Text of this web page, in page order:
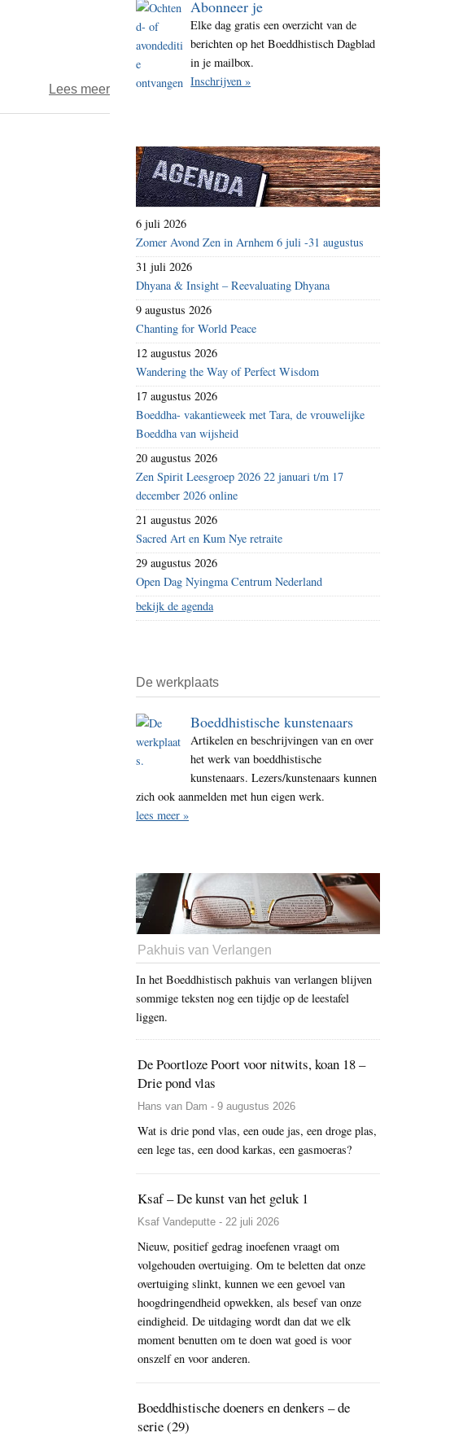
i
t
Lees meerover
2018
verdriet
Abonneer je
Elke dag gratis een overzicht van de
berichten op het Boeddhistisch Dagblad
in je mailbox.
Inschrijven »
6 juli 2026
Zomer Avond Zen in Arnhem 6 juli -31 augustus
31 juli 2026
Dhyana & Insight – Reevaluating Dhyana
9 augustus 2026
Chanting for World Peace
12 augustus 2026
Wandering the Way of Perfect Wisdom
17 augustus 2026
Boeddha- vakantieweek met Tara, de vrouwelijke
Boeddha van wijsheid
20 augustus 2026
Zen Spirit Leesgroep 2026 22 januari t/m 17
december 2026 online
21 augustus 2026
Sacred Art en Kum Nye retraite
29 augustus 2026
Open Dag Nyingma Centrum Nederland
bekijk de agenda
De werkplaats
Boeddhistische kunstenaars
Artikelen en beschrijvingen van en over
het werk van boeddhistische
kunstenaars. Lezers/kunstenaars kunnen
zich ook aanmelden met hun eigen werk.
lees meer »
Pakhuis van Verlangen
In het Boeddhistisch pakhuis van verlangen blijven
sommige teksten nog een tijdje op de leestafel
liggen.
De Poortloze Poort voor nitwits, koan 18 –
Drie pond vlas
Hans van Dam - 9 augustus 2026
Wat is drie pond vlas, een oude jas, een droge plas,
een lege tas, een dood karkas, een gasmoeras?
Ksaf – De kunst van het geluk 1
Ksaf Vandeputte - 22 juli 2026
Nieuw, positief gedrag inoefenen vraagt om
volgehouden overtuiging. Om te beletten dat onze
overtuiging slinkt, kunnen we een gevoel van
hoogdringendheid opwekken, als besef van onze
eindigheid. De uitdaging wordt dan dat we elk
moment benutten om te doen wat goed is voor
onszelf en voor anderen.
Boeddhistische doeners en denkers – de
serie (29)